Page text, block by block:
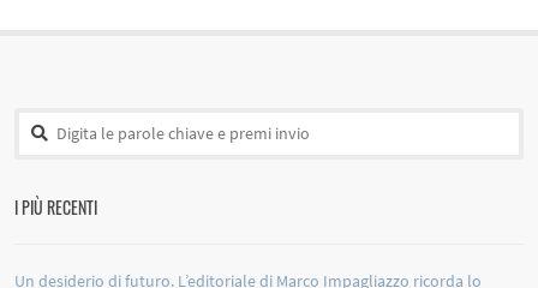
I PIÙ RECENTI
Un desiderio di futuro. L’editoriale di Marco Impagliazzo ricorda lo